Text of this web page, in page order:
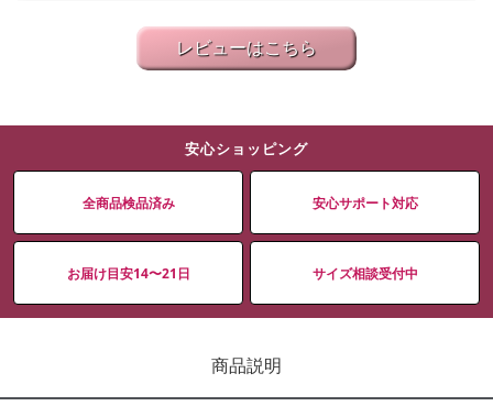
レビューはこちら
安心ショッピング
全商品検品済み 安心サポート対応
お届け目安14〜21日 サイズ相談受付中
商品説明